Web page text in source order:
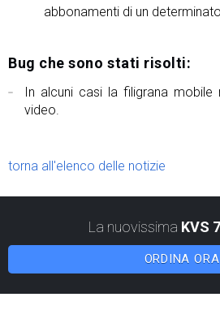
abbonamenti di un
Bug che sono stati risolti:
In alcuni casi la filigrana mobile
video.
torna all'elenco delle notizie
La nuovissima KVS
ORDINA ORA